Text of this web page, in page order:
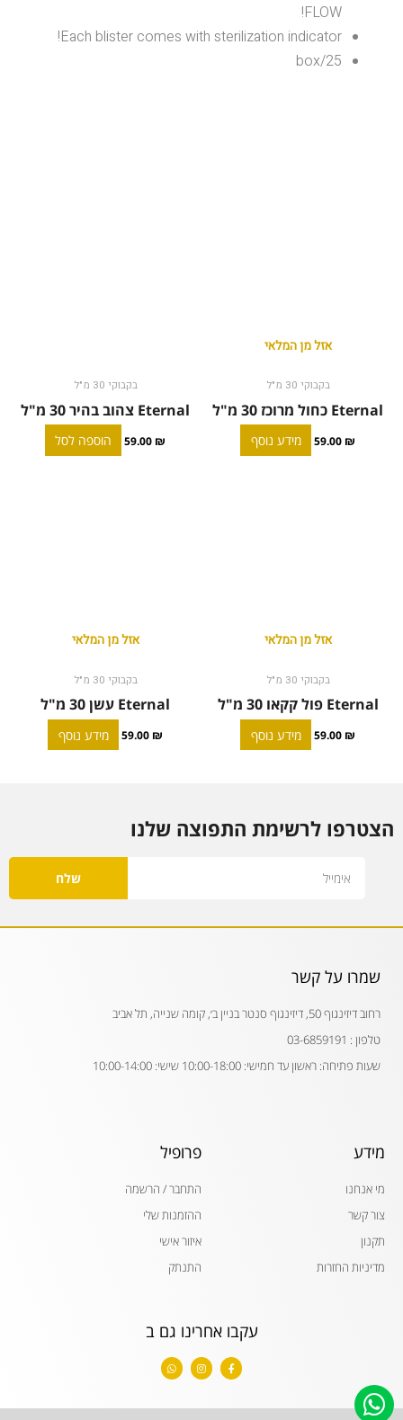
FLOW!
Each blister comes with sterilization indicator!
25/box
אזל מן המלאי
בקבוקי 30 מ"ל
Eternal כחול מרוכז 30 מ"ל
59.00 ₪ מידע נוסף
בקבוקי 30 מ"ל
Eternal צהוב בהיר 30 מ"ל
59.00 ₪ הוספה לסל
אזל מן המלאי
בקבוקי 30 מ"ל
Eternal פול קקאו 30 מ"ל
59.00 ₪ מידע נוסף
אזל מן המלאי
בקבוקי 30 מ"ל
Eternal עשן 30 מ"ל
59.00 ₪ מידע נוסף
הצטרפו לרשימת התפוצה שלנו
שלח
שמרו על קשר
רחוב דיזינגוף 50, דיזינגוף סנטר בניין ב׳, קומה שנייה, תל אביב
טלפון : 03-6859191
שעות פתיחה: ראשון עד חמישי: 10:00-18:00 שישי: 10:00-14:00
מידע
מי אנחנו
צור קשר
תקנון
מדיניות החזרות
פרופיל
התחבר / הרשמה
ההזמנות שלי
איזור אישי
התנתק
עקבו אחרינו גם ב
F
a
c
o
I
n
s
g
W
h
a
a